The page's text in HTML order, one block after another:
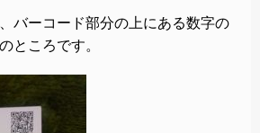
バーコード部分の上にある数字の
ところです。